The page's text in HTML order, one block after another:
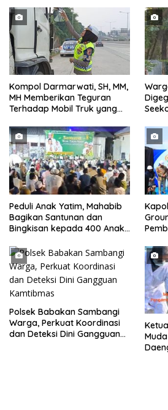
Kompol Darmarwati, SH, MM,
MH Memberikan Teguran
Terhadap Mobil Truk yang
Tanggerang Kota
Peduli Anak Yatim, Mahabib
Bagikan Santunan dan
Bingkisan kepada 400 Anak
Polsek Babakan Sambangi
Warga, Perkuat Koordinasi
dan Deteksi Dini Gangguan